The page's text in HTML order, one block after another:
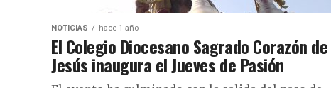
NOTICIAS hace 1 año
El Colegio Diocesano Sagrado Corazón de
Jesús inaugura el Jueves de Pasión